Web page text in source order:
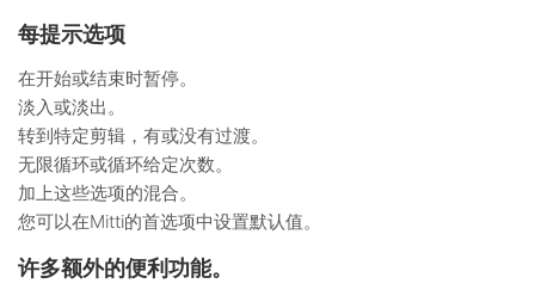
每提示选项
在开始或结束时暂停。
淡入或淡出。
转到特定剪辑，有或没有过渡。
无限循环或循环给定次数。
加上这些选项的混合。
您可以在Mitti的首选项中设置默认值。
许多额外的便利功能。